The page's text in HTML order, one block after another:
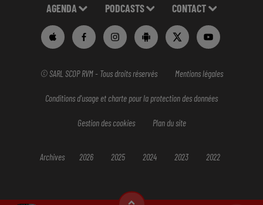
AGENDA PODCASTS CONTACT
© SARL SCOP RVM - Tous droits réservés Mentions légales
Conditions d'usage et charte pour la protection des données
Gestion des cookies Plan du site
Archives 2026 2025 2024 2023 2022